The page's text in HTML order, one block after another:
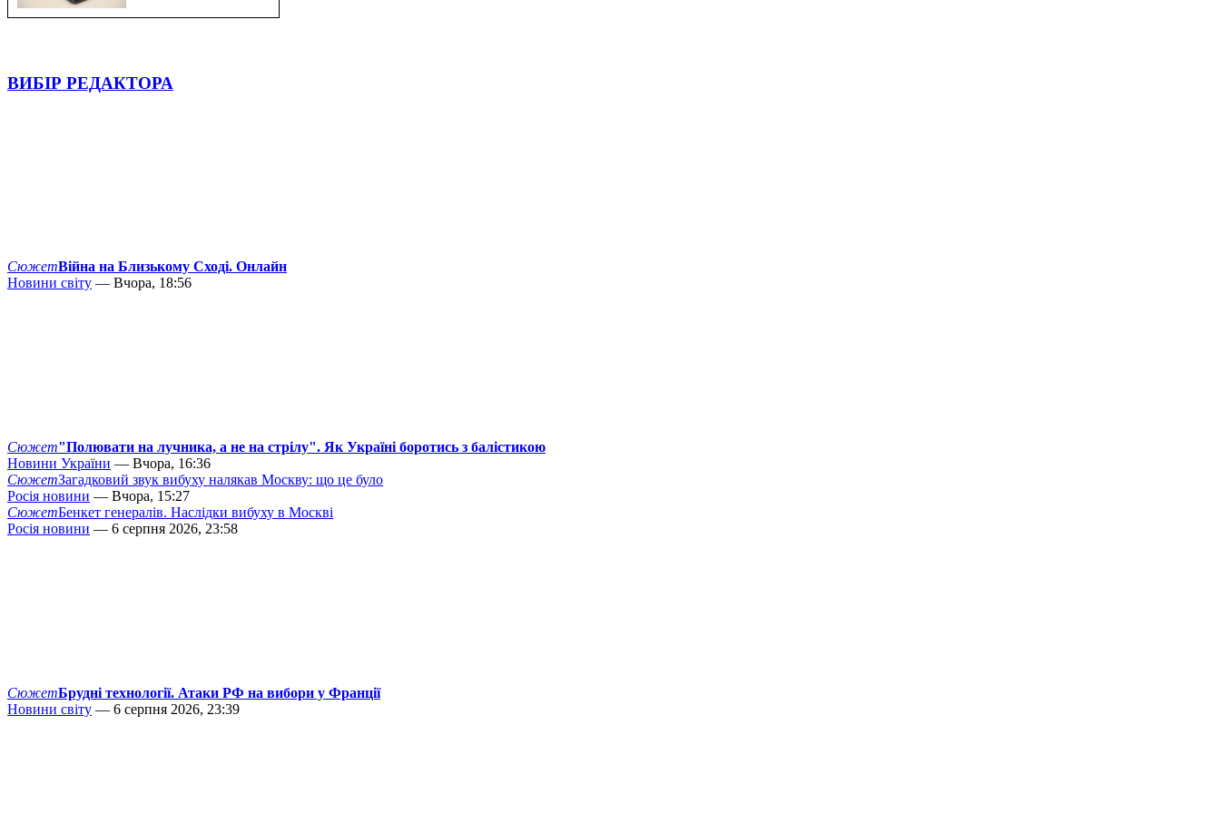
ВИБІР РЕДАКТОРА
СюжетВійна на Близькому Сході. Онлайн
Новини світу — Вчора, 18:56
Сюжет"Полювати на лучника, а не на стрілу". Як Україні боротись з балістикою
Новини України — Вчора, 16:36
СюжетЗагадковий звук вибуху налякав Москву: що це було
Росія новини — Вчора, 15:27
СюжетБенкет генералів. Наслідки вибуху в Москві
Росія новини — 6 серпня 2026, 23:58
СюжетБрудні технології. Атаки РФ на вибори у Франції
Новини світу — 6 серпня 2026, 23:39